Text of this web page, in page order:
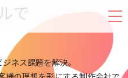
で
ネス課題を解決。